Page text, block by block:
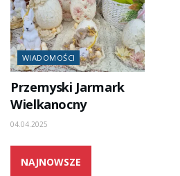
WIADOMOŚCI
Przemyski Jarmark
Wielkanocny
04.04.2025
NAJNOWSZE